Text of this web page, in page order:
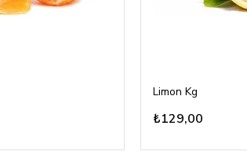
Limon Kg
₺129,00